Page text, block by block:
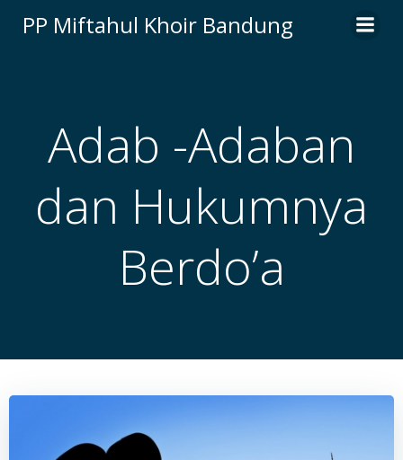
to
PP Miftahul Khoir Bandung
Adab -Adaban
dan Hukumnya
Berdo’a